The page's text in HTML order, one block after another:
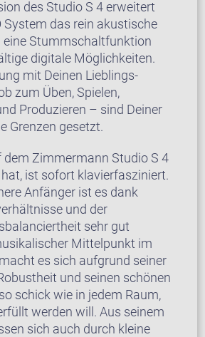
des Studio S 4 erweitert
System das rein akustische
Stummschaltfunktion
digitale Möglichkeiten.
mit Deinen Lieblings-
zum Üben, Spielen,
Produzieren – sind Deiner
Grenzen gesetzt.
dem Zimmermann Studio S 4
hat, ist sofort klavierfasziniert.
Anfänger ist es dank
und der
sehr gut
Mittelpunkt im
es sich aufgrund seiner
und seinen schönen
schick wie in jedem Raum,
werden will. Aus seinem
sich auch durch kleine